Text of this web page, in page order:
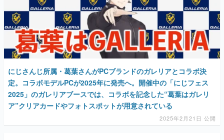
にじさんじ所属・葛葉さんがPCブランドのガレリアとコラボ決
定。コラボモデルPCが2025年に発売へ。開催中の「にじフェス
2025」のガレリアブースでは、コラボを記念した“葛葉はガレリ
ア”クリアカードやフォトスポットが用意されている
2025年2月21日 公開